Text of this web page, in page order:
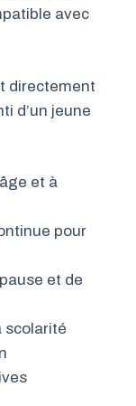
avec
directement
d’un jeune
et à
pour
et de
scolarité